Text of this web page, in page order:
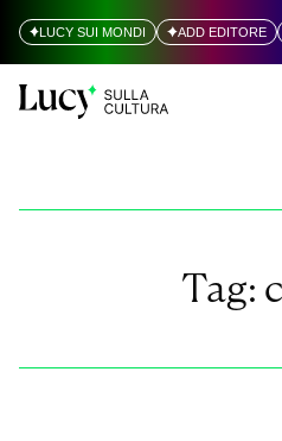
LUCY SUI MONDI ADD EDITORE
Tag: